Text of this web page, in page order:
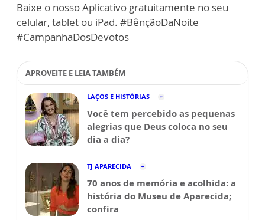
Baixe o nosso Aplicativo gratuitamente no seu
celular, tablet ou iPad. #BênçãoDaNoite
#CampanhaDosDevotos
APROVEITE E LEIA TAMBÉM
LAÇOS E HISTÓRIAS
Você tem percebido as pequenas
alegrias que Deus coloca no seu
dia a dia?
TJ APARECIDA
70 anos de memória e acolhida: a
história do Museu de Aparecida;
confira